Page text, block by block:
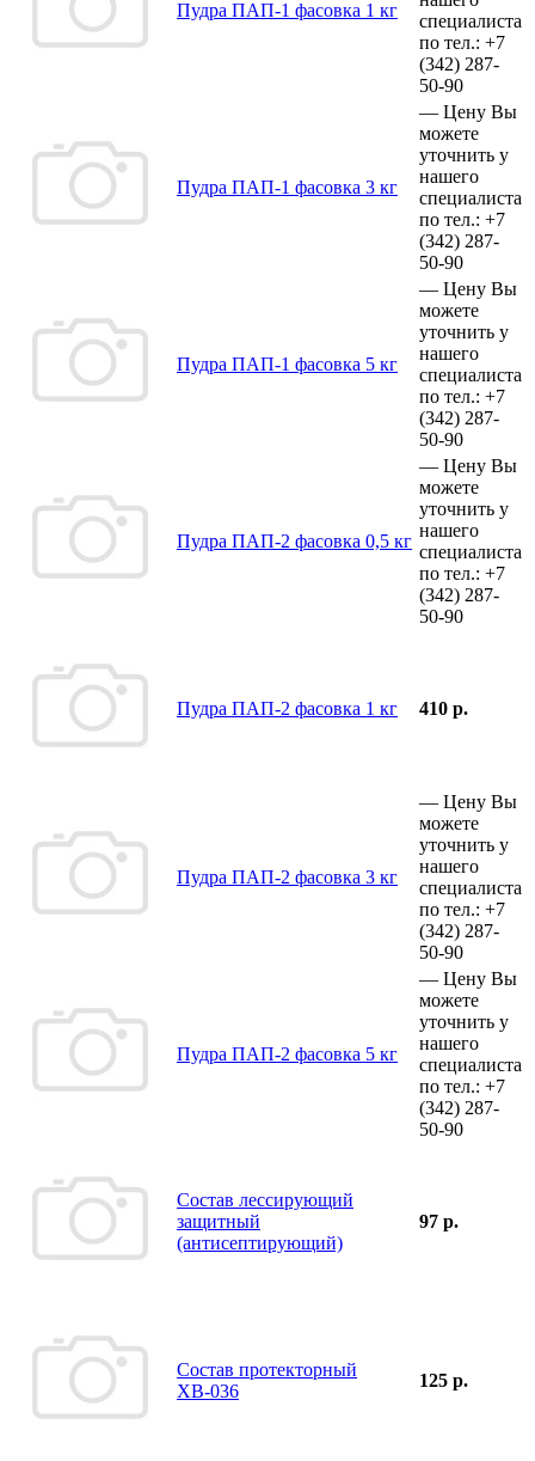
Пудра ПАП-1 фасовка 1 кг
специалиста
по тел.: +7
(342) 287-
50-90
Пудра ПАП-1 фасовка 3 кг
— Цену Вы
можете
уточнить у
нашего
специалиста
по тел.: +7
(342) 287-
50-90
Пудра ПАП-1 фасовка 5 кг
— Цену Вы
можете
уточнить у
нашего
специалиста
по тел.: +7
(342) 287-
50-90
Пудра ПАП-2 фасовка 0,5 кг
— Цену Вы
можете
уточнить у
нашего
специалиста
по тел.: +7
(342) 287-
50-90
Пудра ПАП-2 фасовка 1 кг 410 р.
Пудра ПАП-2 фасовка 3 кг
— Цену Вы
можете
уточнить у
нашего
специалиста
по тел.: +7
(342) 287-
50-90
Пудра ПАП-2 фасовка 5 кг
— Цену Вы
можете
уточнить у
нашего
специалиста
по тел.: +7
(342) 287-
50-90
Состав лессирующий
защитный
(антисептирующий)
97 р.
Состав протекторный
ХВ-036
125 р.